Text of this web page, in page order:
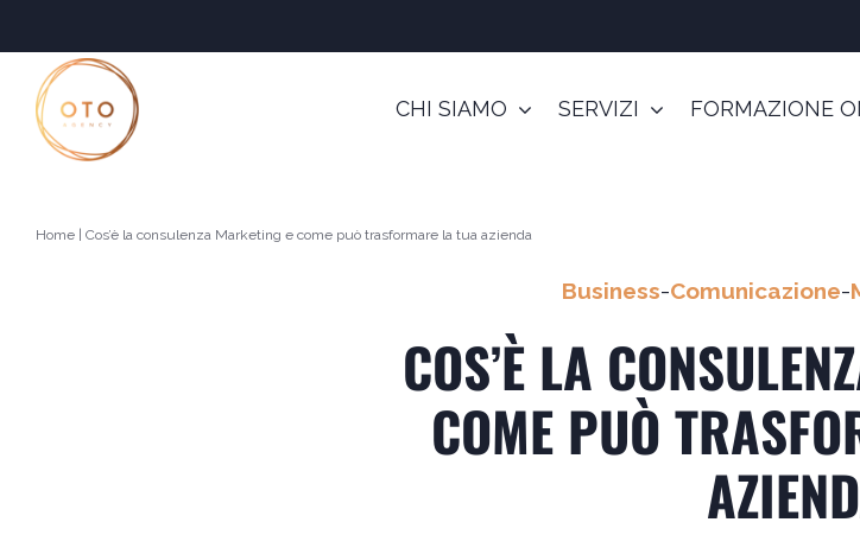
al
contenuto
CHI SIAMO SERVIZI FORMAZIONE
Home| Cos’è la consulenza Marketing e come può trasformare la tua azienda
Business-Comunicazione-
COS’È LA
COME PUÒ